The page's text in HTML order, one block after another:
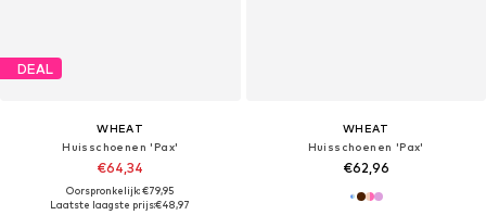
DEAL
WHEAT
Huisschoenen 'Pax'
€64,34
Oorspronkelijk: €79,95
Laatste laagste prijs:€48,97
WHEAT
Huisschoenen 'Pax'
€62,96